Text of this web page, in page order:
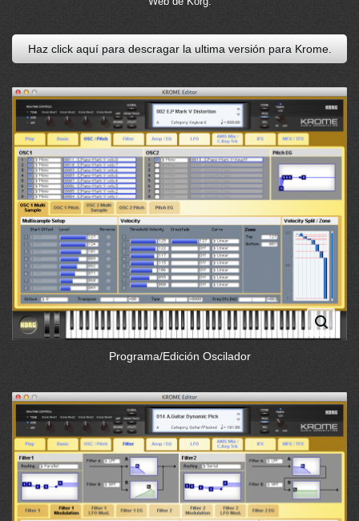
Haz click aquí para descragar la ultima versión para Krome.
Programa/Edición Oscilador